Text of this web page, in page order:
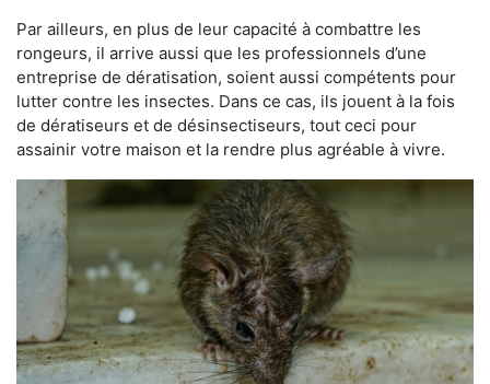
Par ailleurs, en plus de leur capacité à combattre les
rongeurs, il arrive aussi que les professionnels d’une
entreprise de dératisation, soient aussi compétents pour
lutter contre les insectes. Dans ce cas, ils jouent à la fois
de dératiseurs et de désinsectiseurs, tout ceci pour
assainir votre maison et la rendre plus agréable à vivre.